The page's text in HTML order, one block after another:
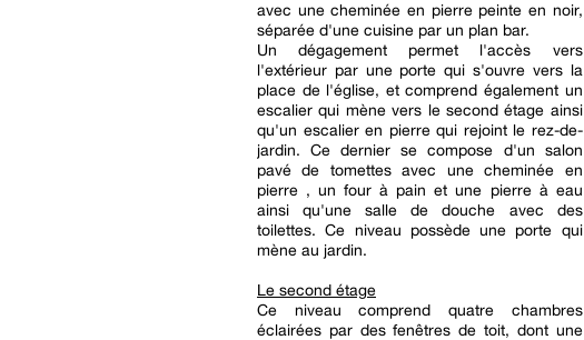
avec une cheminée en pierre peinte en noir,
séparée d'une cuisine par un plan bar.
Un dégagement permet l'accès vers
l'extérieur par une porte qui s'ouvre vers la
place de l'église, et comprend également un
escalier qui mène vers le second étage ainsi
qu'un escalier en pierre qui rejoint le rez-de-
jardin. Ce dernier se compose d'un salon
pavé de tomettes avec une cheminée en
pierre , un four à pain et une pierre à eau
ainsi qu'une salle de douche avec des
toilettes. Ce niveau possède une porte qui
mène au jardin.
Le second étage
Ce niveau comprend quatre chambres
éclairées par des fenêtres de toit, dont une